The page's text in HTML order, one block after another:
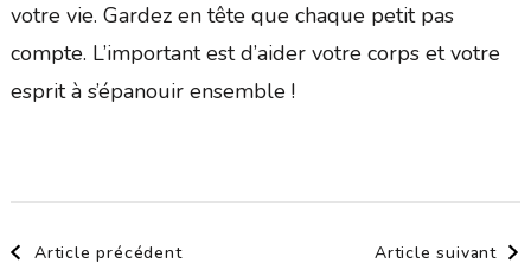
votre vie. Gardez en tête que chaque petit pas
compte. L’important est d’aider votre corps et votre
esprit à s’épanouir ensemble !
Navigation
Article précédent Article suivant